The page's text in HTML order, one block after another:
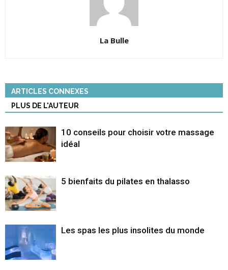
La Bulle
ARTICLES CONNEXES
PLUS DE L'AUTEUR
10 conseils pour choisir votre massage
idéal
5 bienfaits du pilates en thalasso
Les spas les plus insolites du monde